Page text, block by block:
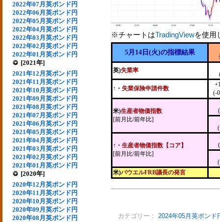
2022年07月英ポンド円
2022年06月英ポンド円
2022年05月英ポンド円
2022年04月英ポンド円
2022年03月英ポンド円
2022年02月英ポンド円
2022年01月英ポンド円
[2021年]
2021年12月英ポンド円
2021年11月英ポンド円
2021年10月英ポンド円
2021年09月英ポンド円
2021年08月英ポンド円
2021年07月英ポンド円
2021年06月英ポンド円
2021年05月英ポンド円
2021年04月英ポンド円
2021年03月英ポンド円
2021年02月英ポンド円
2021年01月英ポンド円
[2020年]
2020年12月英ポンド円
2020年11月英ポンド円
2020年10月英ポンド円
2020年09月英ポンド円
2020年08月英ポンド円
※チャートはTradingViewを使用
5月14日(火)の指標結果
英)失業率
↑・ 失業保険申請件数
(-
米)生産者物価指数
[前月比/前年比]
↑・ 生産者物価指数【コア】
[前月比/前年比]
米)パウエルFRB議長の発言
カテゴリー： 2024年05月英ポンド